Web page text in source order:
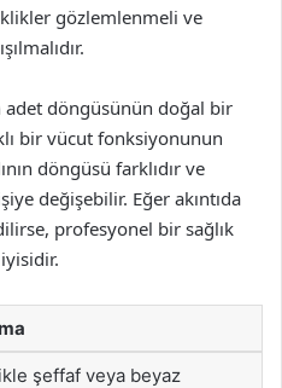
gözlemlenmeli ve
adet döngüsünün doğal bir
bir vücut fonksiyonunun
döngüsü farklıdır ve
değişebilir. Eğer akıntıda
profesyonel bir sağlık
şeffaf veya beyaz